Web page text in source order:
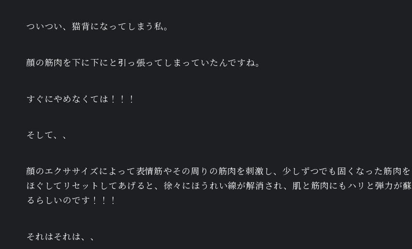
ついつい、猫背になってしまう私。
顔の筋肉を下に下にと引っ張ってしまっていたんですね。
すぐにやめなくては！！！
そして、、
顔のエクササイズによって表情筋やその周りの筋肉を刺激し、少しずつでも固くなった筋肉を
ほぐしてリセットしてあげると、徐々にほうれい線が解消され、肌と筋肉にもハリと弾力が蘇
るらしいのです！！！
それはそれは、、